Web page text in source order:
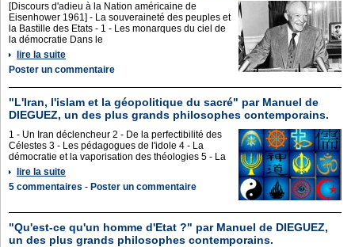
[Discours d'adieu à la Nation américaine de
Eisenhower 1961] - La souveraineté des peuples et
la Bastille des Etats - 1 - Les monarques du ciel de
la démocratie Dans le
lire la suite
Poster un commentaire
"L'Iran, l'islam et la géopolitique du sacré" par Manuel de
DIEGUEZ, un des plus grands philosophes contemporains.
1 - Un Iran déclencheur 2 - De la perfectibilité des
Célestes 3 - Les pédagogues de l'idole 4 - La
démocratie et la vaporisation des théologies 5 - La
lire la suite
5 commentaires - Poster un commentaire
"Qu'est-ce qu'un homme d'Etat ?" par Manuel de DIEGUEZ,
un des plus grands philosophes contemporains.